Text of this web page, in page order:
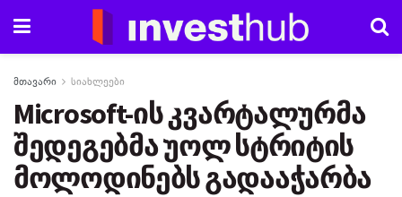
მთავარი სიახლეები
Microsoft-ის კვარტალურმა
შედეგებმა უოლ სტრიტის
მოლოდინებს გადააჭარბა